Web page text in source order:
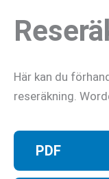
Här kan du
reseräkning.
PDF